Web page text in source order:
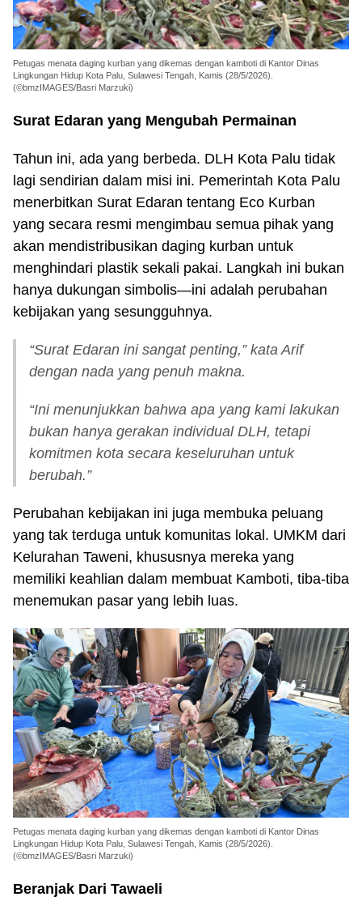
Petugas menata daging kurban yang dikemas dengan kamboti di Kantor Dinas
Lingkungan Hidup Kota Palu, Sulawesi Tengah, Kamis (28/5/2026).
(©bmzIMAGES/Basri Marzuki)
Surat Edaran yang Mengubah Permainan
Tahun ini, ada yang berbeda. DLH Kota Palu tidak
lagi sendirian dalam misi ini. Pemerintah Kota Palu
menerbitkan Surat Edaran tentang Eco Kurban
yang secara resmi mengimbau semua pihak yang
akan mendistribusikan daging kurban untuk
menghindari plastik sekali pakai. Langkah ini bukan
hanya dukungan simbolis—ini adalah perubahan
kebijakan yang sesungguhnya.
“Surat Edaran ini sangat penting,” kata Arif
dengan nada yang penuh makna.
“Ini menunjukkan bahwa apa yang kami lakukan
bukan hanya gerakan individual DLH, tetapi
komitmen kota secara keseluruhan untuk
berubah.”
Perubahan kebijakan ini juga membuka peluang
yang tak terduga untuk komunitas lokal. UMKM dari
Kelurahan Taweni, khususnya mereka yang
memiliki keahlian dalam membuat Kamboti, tiba-tiba
menemukan pasar yang lebih luas.
Petugas menata daging kurban yang dikemas dengan kamboti di Kantor Dinas
Lingkungan Hidup Kota Palu, Sulawesi Tengah, Kamis (28/5/2026).
(©bmzIMAGES/Basri Marzuki)
Beranjak Dari Tawaeli